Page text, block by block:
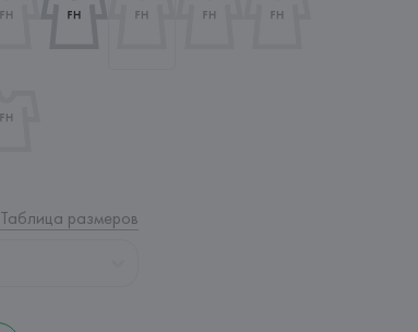
Таблица размеров